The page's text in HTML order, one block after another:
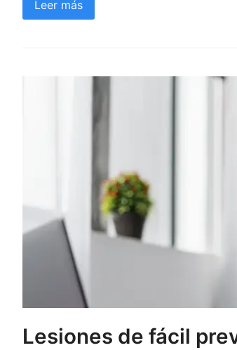
Leer más
Lesiones de fácil